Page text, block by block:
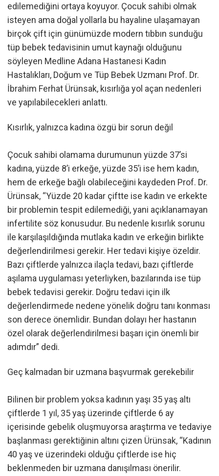
edilemediğini ortaya koyuyor. Çocuk sahibi olmak
isteyen ama doğal yollarla bu hayaline ulaşamayan
birçok çift için günümüzde modern tıbbın sunduğu
tüp bebek tedavisinin umut kaynağı olduğunu
söyleyen Medline Adana Hastanesi Kadın
Hastalıkları, Doğum ve Tüp Bebek Uzmanı Prof. Dr.
İbrahim Ferhat Ürünsak, kısırlığa yol açan nedenleri
ve yapılabilecekleri anlattı.
Kısırlık, yalnızca kadına özgü bir sorun değil
Çocuk sahibi olamama durumunun yüzde 37’si
kadına, yüzde 8’i erkeğe, yüzde 35’i ise hem kadın,
hem de erkeğe bağlı olabileceğini kaydeden Prof. Dr.
Ürünsak, “Yüzde 20 kadar çiftte ise kadın ve erkekte
bir problemin tespit edilemediği, yani açıklanamayan
infertilite söz konusudur. Bu nedenle kısırlık sorunu
ile karşılaşıldığında mutlaka kadın ve erkeğin birlikte
değerlendirilmesi gerekir. Her tedavi kişiye özeldir.
Bazı çiftlerde yalnızca ilaçla tedavi, bazı çiftlerde
aşılama uygulaması yeterliyken, bazılarında ise tüp
bebek tedavisi gerekir. Doğru tedavi için ilk
değerlendirmede nedene yönelik doğru tanı konması
son derece önemlidir. Bundan dolayı her hastanın
özel olarak değerlendirilmesi başarı için önemli bir
adımdır” dedi.
Geç kalmadan bir uzmana başvurmak gerekebilir
Bilinen bir problem yoksa kadının yaşı 35 yaş altı
çiftlerde 1 yıl, 35 yaş üzerinde çiftlerde 6 ay
içerisinde gebelik oluşmuyorsa araştırma ve tedaviye
başlanması gerektiğinin altını çizen Ürünsak, “Kadının
40 yaş ve üzerindeki olduğu çiftlerde ise hiç
beklenmeden bir uzmana danışılması önerilir.